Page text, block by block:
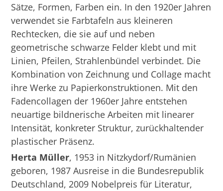
Sätze, Formen, Farben ein. In den 1920er Jahren
verwendet sie Farbtafeln aus kleineren
Rechtecken, die sie auf und neben
geometrische schwarze Felder klebt und mit
Linien, Pfeilen, Strahlenbündel verbindet. Die
Kombination von Zeichnung und Collage macht
ihre Werke zu Papierkonstruktionen. Mit den
Fadencollagen der 1960er Jahre entstehen
neuartige bildnerische Arbeiten mit linearer
Intensität, konkreter Struktur, zurückhaltender
plastischer Präsenz.
Herta Müller, 1953 in Nitzkydorf/Rumänien
geboren, 1987 Ausreise in die Bundesrepublik
Deutschland, 2009 Nobelpreis für Literatur,